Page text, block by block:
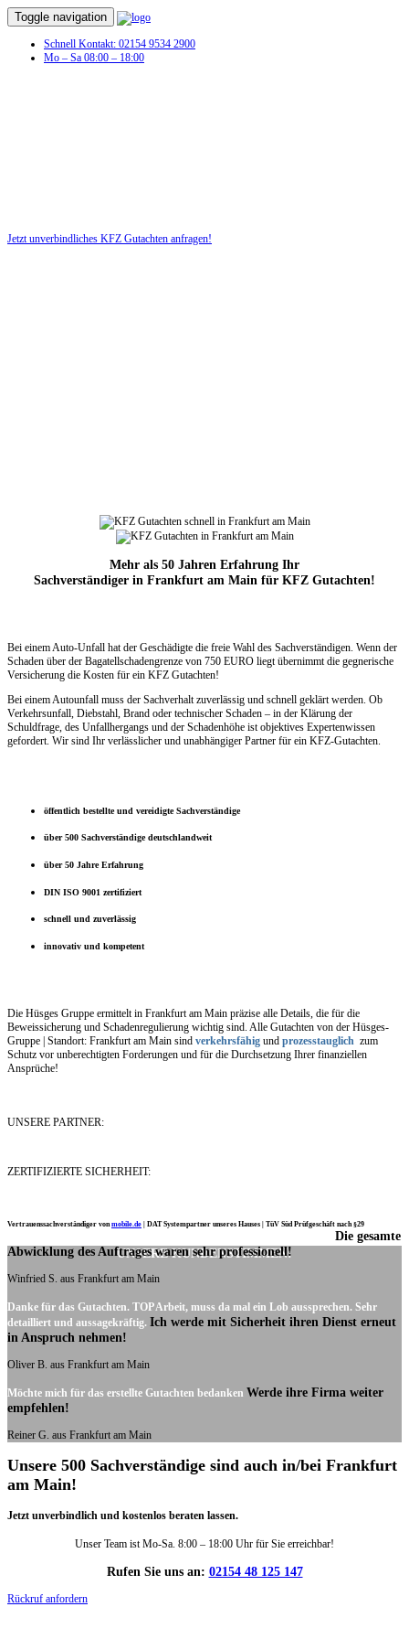
Toggle navigation
Schnell Kontakt: 02154 9534 2900
Mo – Sa 08:00 – 18:00
Jetzt unverbindliches KFZ Gutachten anfragen!
Mehr als 50 Jahren Erfahrung Ihr
Sachverständiger in Frankfurt am Main für KFZ Gutachten!
Bei einem Auto-Unfall hat der Geschädigte die freie Wahl des Sachverständigen. Wenn der
Schaden über der Bagatellschadengrenze von 750 EURO liegt übernimmt die gegnerische
Versicherung die Kosten für ein KFZ Gutachten!
Bei einem Autounfall muss der Sachverhalt zuverlässig und schnell geklärt werden. Ob
Verkehrsunfall, Diebstahl, Brand oder technischer Schaden – in der Klärung der
Schuldfrage, des Unfallhergangs und der Schadenhöhe ist objektives Expertenwissen
gefordert. Wir sind Ihr verlässlicher und unabhängiger Partner für ein KFZ-Gutachten.
öffentlich bestellte und vereidigte Sachverständige
über 500 Sachverständige deutschlandweit
über 50 Jahre Erfahrung
DIN ISO 9001 zertifiziert
schnell und zuverlässig
innovativ und kompetent
Die Hüsges Gruppe ermittelt in Frankfurt am Main präzise alle Details, die für die
Beweissicherung und Schadenregulierung wichtig sind. Alle Gutachten von der Hüsges-
Gruppe | Standort: Frankfurt am Main sind verkehrsfähig und prozesstauglich zum
Schutz vor unberechtigten Forderungen und für die Durchsetzung Ihrer finanziellen
Ansprüche!
UNSERE PARTNER:
ZERTIFIZIERTE SICHERHEIT:
Vertrauenssachverständiger vonmobile.de DAT Systempartner unseres Hauses | TüV Süd Prüfgeschäft nach §29
UNSERE KUNDENSTIMMEN:
Die gesamte
Abwicklung des Auftrages waren sehr professionell!
Winfried S. aus Frankfurt am Main
Danke für das Gutachten. TOP Arbeit, muss da mal ein Lob aussprechen. Sehr
detailliert und aussagekräftig. Ich werde mit Sicherheit ihren Dienst erneut
in Anspruch nehmen!
Oliver B. aus Frankfurt am Main
Möchte mich für das erstellte Gutachten bedanken Werde ihre Firma weiter
empfehlen!
Reiner G. aus Frankfurt am Main
Unsere 500 Sachverständige sind auch in/bei Frankfurt
am Main!
Jetzt unverbindlich und kostenlos beraten lassen.
Unser Team ist Mo-Sa. 8:00 – 18:00 Uhr für Sie erreichbar!
Rufen Sie uns an: 02154 48 125 147
Rückruf anfordern